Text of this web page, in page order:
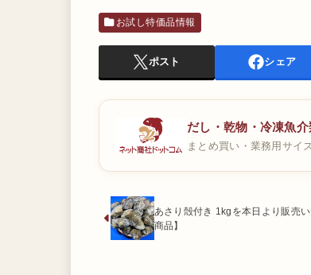
お試し特価品情報
ポスト シェア
だし・乾物・冷凍魚
まとめ買い・業務用サイ
あさり殻付き 1kgを本日より販売
商品】